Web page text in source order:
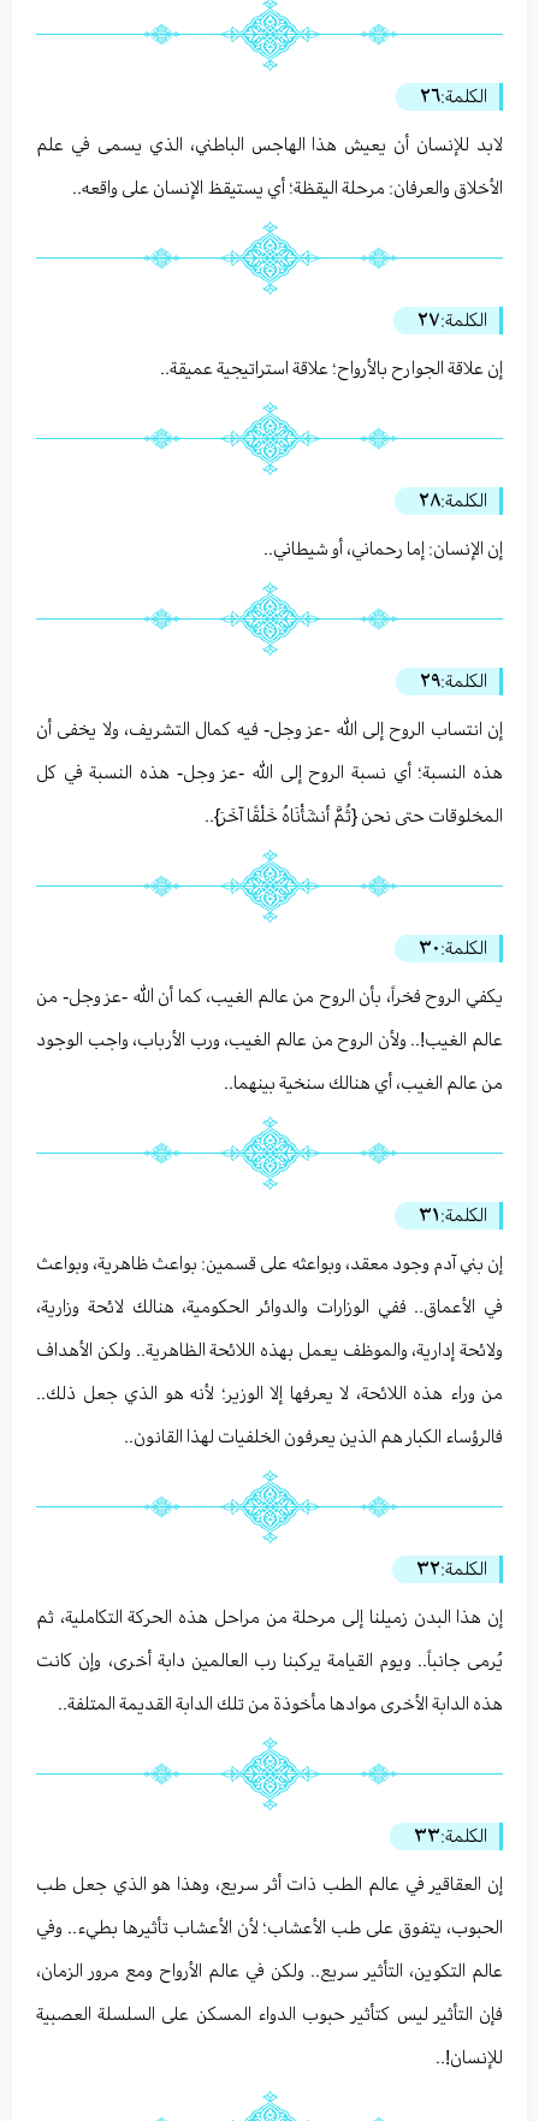
الكلمة:٢٦
لابد للإنسان أن يعيش هذا الهاجس الباطني، الذي يسمى في علم
الأخلاق والعرفان: مرحلة اليقظة؛ أي يستيقظ الإنسان على واقعه..
الكلمة:٢٧
إن علاقة الجوارح بالأرواح؛ علاقة استراتيجية عميقة..
الكلمة:٢٨
إن الإنسان: إما رحماني، أو شيطاني..
الكلمة:٢٩
إن انتساب الروح إلى الله -عز وجل- فيه كمال التشريف، ولا يخفى أن
هذه النسبة؛ أي نسبة الروح إلى الله -عز وجل- هذه النسبة في كل
المخلوقات حتى نحن {ثُمَّ أَنشَأْنَاهُ خَلْقًا آخَرَ}..
الكلمة:٣٠
يكفي الروح فخراً، بأن الروح من عالم الغيب، كما أن الله -عز وجل- من
عالم الغيب!.. ولأن الروح من عالم الغيب، ورب الأرباب، واجب الوجود
من عالم الغيب، أي هنالك سنخية بينهما..
الكلمة:٣١
إن بني آدم وجود معقد، وبواعثه على قسمين: بواعث ظاهرية، وبواعث
في الأعماق.. ففي الوزارات والدوائر الحكومية، هنالك لائحة وزارية،
ولائحة إدارية، والموظف يعمل بهذه اللائحة الظاهرية.. ولكن الأهداف
من وراء هذه اللائحة، لا يعرفها إلا الوزير؛ لأنه هو الذي جعل ذلك..
فالرؤساء الكبار هم الذين يعرفون الخلفيات لهذا القانون..
الكلمة:٣٢
إن هذا البدن زميلنا إلى مرحلة من مراحل هذه الحركة التكاملية، ثم
يُرمى جانباً.. ويوم القيامة يركبنا رب العالمين دابة أخرى، وإن كانت
هذه الدابة الأخرى موادها مأخوذة من تلك الدابة القديمة المتلفة..
الكلمة:٣٣
إن العقاقير في عالم الطب ذات أثر سريع، وهذا هو الذي جعل طب
الحبوب، يتفوق على طب الأعشاب؛ لأن الأعشاب تأثيرها بطيء.. وفي
عالم التكوين، التأثير سريع.. ولكن في عالم الأرواح ومع مرور الزمان،
فإن التأثير ليس كتأثير حبوب الدواء المسكن على السلسلة العصبية
للإنسان!..